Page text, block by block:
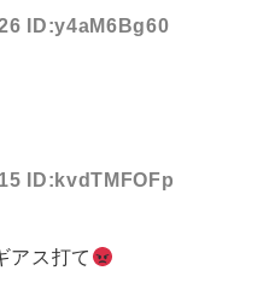
ID:y4aM6Bg60
ID:kvdTMFOFp
アス打て